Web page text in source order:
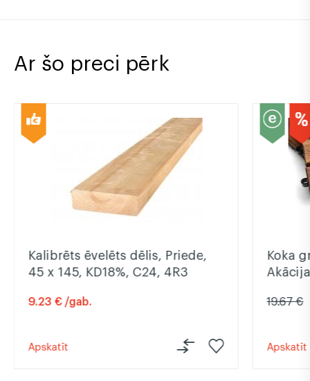
Ar šo preci pērk
Kalibrēts ēvelēts dēlis, Priede,
45 x 145, KD18%, C24, 4R3
9.23 € /gab.
Apskatīt
Koka
19.67 €
Apskatīt